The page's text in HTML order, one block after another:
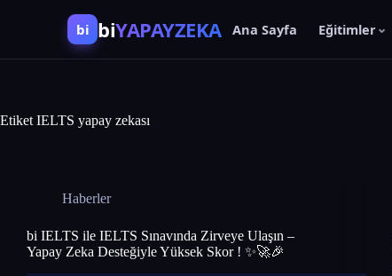
bi biYAPAYZEKA Ana Sayfa Eğitimler
Etiket IELTS yapay zekası
Haberler
bi IELTS ile IELTS Sınavında Zirveye Ulaşın –
Yapay Zeka Desteğiyle Yüksek Skor ! ✨🚀🎉